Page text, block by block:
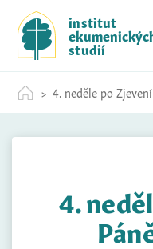
c
institut
studií
4. neděle po Zjevení
4.